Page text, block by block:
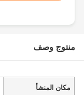
منتوج وصف
مكان المنشأ